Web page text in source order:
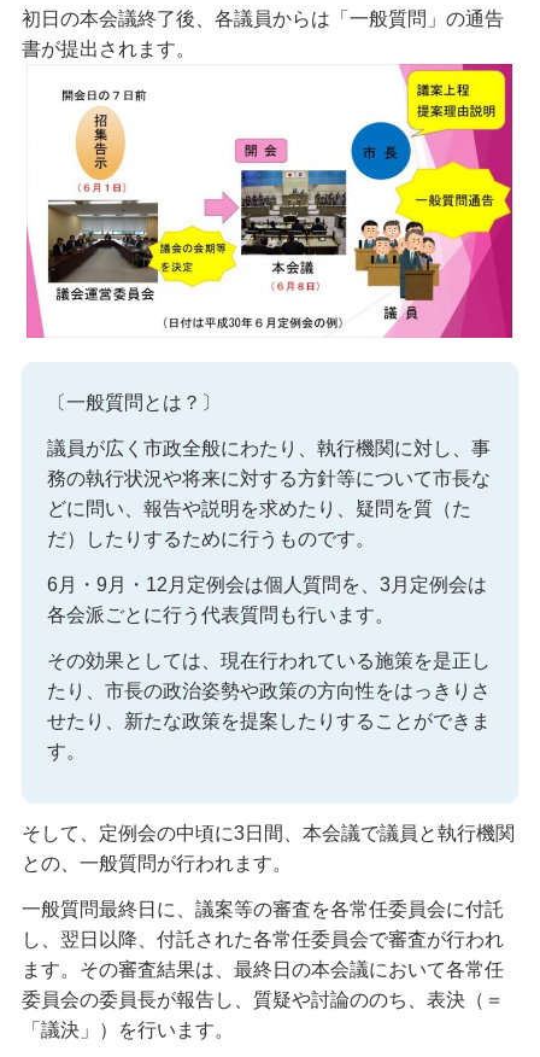
初日の本会議終了後、各議員からは「一般質問」の通告
書が提出されます。
〔一般質問とは？〕
議員が広く市政全般にわたり、執行機関に対し、事
務の執行状況や将来に対する方針等について市長な
どに問い、報告や説明を求めたり、疑問を質（た
だ）したりするために行うものです。
6月・9月・12月定例会は個人質問を、3月定例会は
各会派ごとに行う代表質問も行います。
その効果としては、現在行われている施策を是正し
たり、市長の政治姿勢や政策の方向性をはっきりさ
せたり、新たな政策を提案したりすることができま
す。
そして、定例会の中頃に3日間、本会議で議員と執行機関
との、一般質問が行われます。
一般質問最終日に、議案等の審査を各常任委員会に付託
し、翌日以降、付託された各常任委員会で審査が行われ
ます。その審査結果は、最終日の本会議において各常任
委員会の委員長が報告し、質疑や討論ののち、表決（＝
「議決」）を行います。